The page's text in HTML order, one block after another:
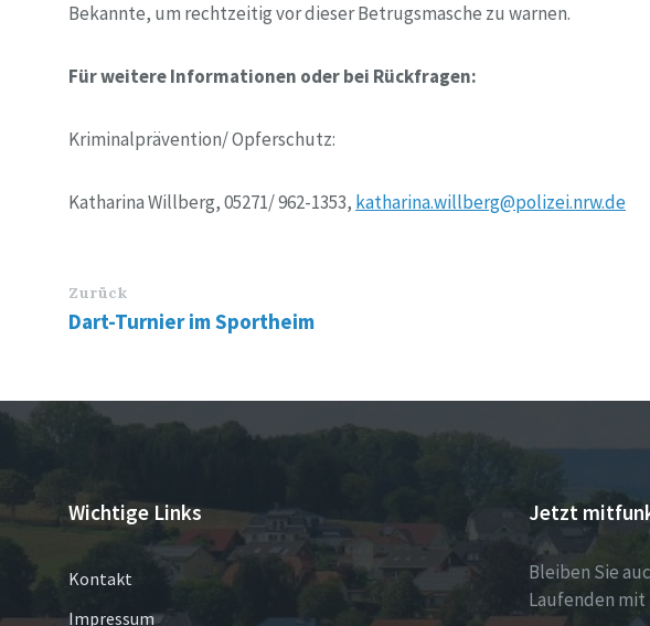
Bekannte, um rechtzeitig vor dieser Betrugsmasche zu warnen.
Für weitere Informationen oder bei Rückfragen:
Kriminalprävention/ Opferschutz:
Katharina Willberg, 05271/ 962-1353, katharina.willberg@polizei.nrw.de
Zurück
Dart-Turnier im Sportheim
Wichtige Links
Kontakt
Impressum
Jetzt
Bleiben Sie
Laufenden mit